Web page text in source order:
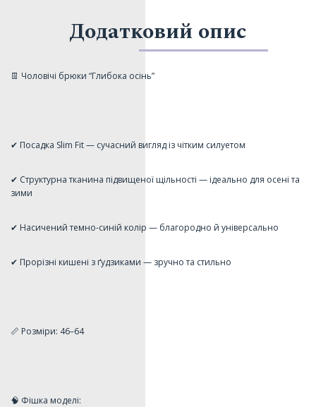
Додатковий опис
👖 Чоловічі брюки “Глибока осінь”
✔ Посадка Slim Fit — сучасний вигляд із чітким силуетом
✔ Структурна тканина підвищеної щільності — ідеально для осені та
зими
✔ Насичений темно-синій колір — благородно й універсально
✔ Прорізні кишені з ґудзиками — зручно та стильно
📏 Розміри: 46–64
🧠 Фішка моделі: